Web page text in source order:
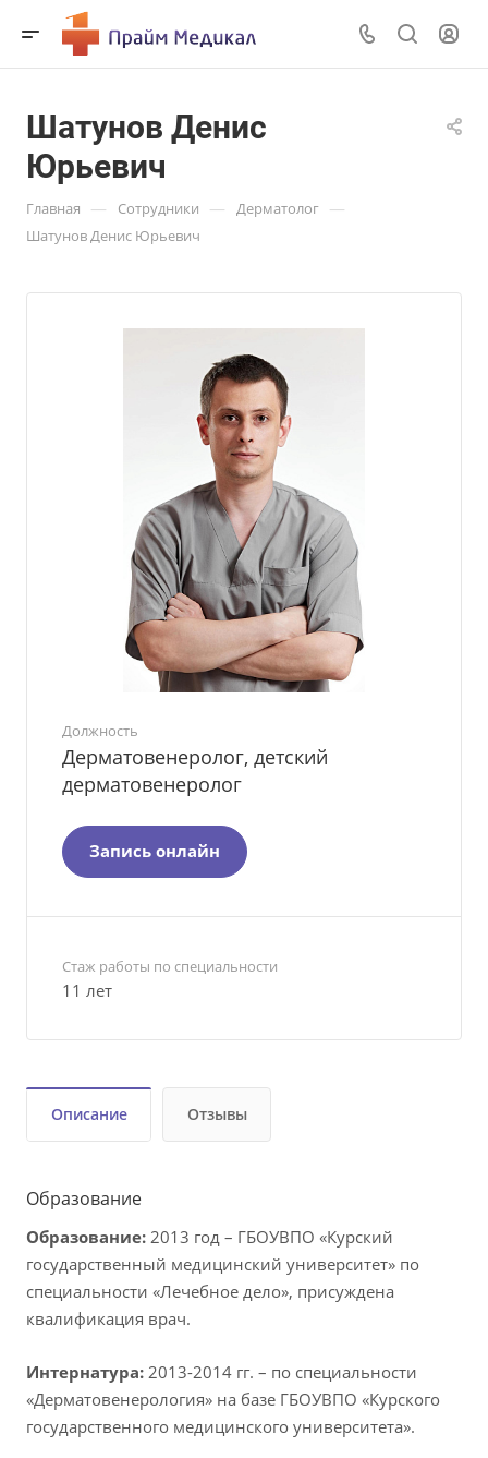
Шатунов Денис
Юрьевич
Главная — Сотрудники — Дерматолог —
Шатунов Денис Юрьевич
Должность
Дерматовенеролог, детский
дерматовенеролог
Запись онлайн
Стаж работы по специальности
11 лет
Описание Отзывы
Образование
Образование: 2013 год – ГБОУВПО «Курский
государственный медицинский университет» по
специальности «Лечебное дело», присуждена
квалификация врач.
Интернатура: 2013-2014 гг. – по специальности
«Дерматовенерология» на базе ГБОУВПО «Курского
государственного медицинского университета».